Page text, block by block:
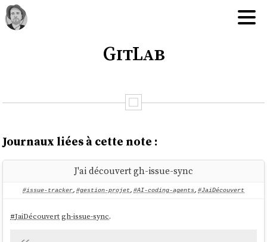
GitLab
Journaux liées à cette note :
J'ai découvert gh-issue-sync
#issue-tracker, #gestion-projet, #AI-coding-agents, #JaiDécouvert
#JaiDécouvert gh-issue-sync.